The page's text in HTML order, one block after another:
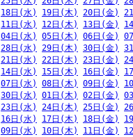
18日(水) 19日(木) 20日(金)
11日(水) 12日(木) 13日(金)
04日(水) 05日(木) 06日(金)
28日(水) 29日(木) 30日(金)
21日(水) 22日(木) 23日(金)
14日(水) 15日(木) 16日(金)
07日(水) 08日(木) 09日(金)
30日(水) 01日(木) 02日(金)
23日(水) 24日(木) 25日(金)
16日(水) 17日(木) 18日(金)
09日(水) 10日(木) 11日(金)